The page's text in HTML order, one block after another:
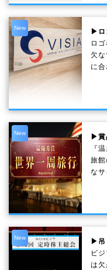
New
▶ロ
ロ
欠
に
New
▶賞
『
旅
なサ
New
▶吊
ビ
は